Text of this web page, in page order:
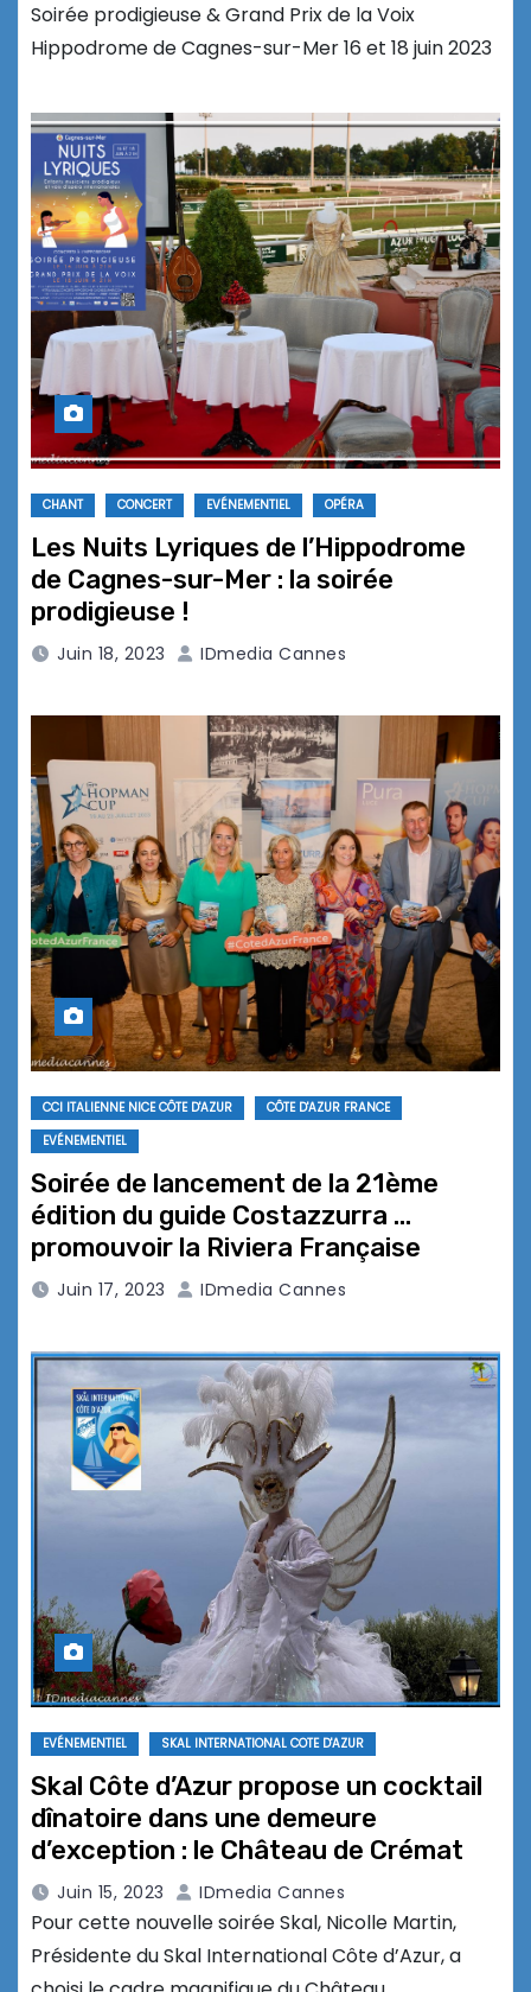
Soirée prodigieuse & Grand Prix de la Voix
Hippodrome de Cagnes-sur-Mer 16 et 18 juin 2023
CHANT CONCERT EVÉNEMENTIEL OPÉRA
Les Nuits Lyriques de l’Hippodrome
de Cagnes-sur-Mer : la soirée
prodigieuse !
Juin 18, 2023 IDmedia Cannes
CCI ITALIENNE NICE CÔTE D'AZUR
CÔTE D'AZUR FRANCE
EVÉNEMENTIEL
Soirée de lancement de la 21ème
édition du guide Costazzurra …
promouvoir la Riviera Française
Juin 17, 2023 IDmedia Cannes
EVÉNEMENTIEL SKAL INTERNATIONAL COTE D'AZUR
Skal Côte d’Azur propose un cocktail
dînatoire dans une demeure
d’exception : le Château de Crémat
Juin 15, 2023 IDmedia Cannes
Pour cette nouvelle soirée Skal, Nicolle Martin,
Présidente du Skal International Côte d’Azur, a